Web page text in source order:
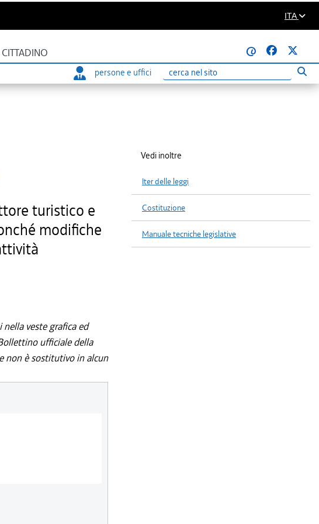
ITA
CITTADINO
@
persone e uffici
Ricerca
turistico e
modifiche
veste grafica ed
ufficiale della
non è sostitutivo in alcun
Vedi inoltre
Iter delle leggi
Costituzione
Manuale tecniche legislative